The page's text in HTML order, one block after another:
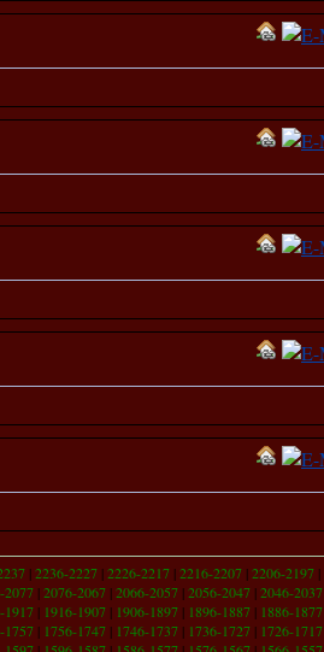
|2236-2227 |2226-2217 |2216-2207 |2206-2197 |
2077 | 2076-2067 | 2066-2057 | 2056-2047 | 2046-2037
1917 | 1916-1907 | 1906-1897 | 1896-1887 | 1886-1877
1757 | 1756-1747 | 1746-1737 | 1736-1727 | 1726-1717